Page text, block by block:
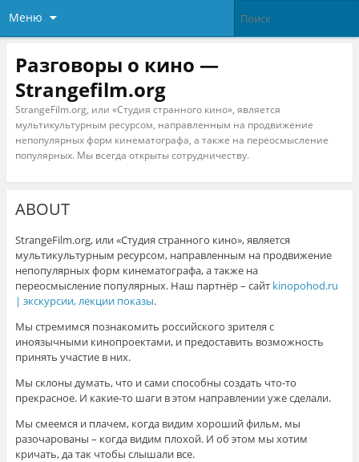
Меню
Разговоры о кино —
Strangefilm.org
StrangeFilm.org, или «Студия странного кино», является
мультикультурным ресурсом, направленным на продвижение
непопулярных форм кинематографа, а также на переосмысление
популярных. Мы всегда открыты сотрудничеству.
ABOUT
StrangeFilm.org, или «Студия странного кино», является
мультикультурным ресурсом, направленным на продвижение
непопулярных форм кинематографа, а также на
переосмысление популярных. Наш партнёр – сайт kinopohod.ru
| экскурсии, лекции показы.
Мы стремимся познакомить российского зрителя с
иноязычными кинопроектами, и предоставить возможность
принять участие в них.
Мы склоны думать, что и сами способны создать что-то
прекрасное. И какие-то шаги в этом направлении уже сделали.
Мы смеемся и плачем, когда видим хороший фильм, мы
разочарованы – когда видим плохой. И об этом мы хотим
кричать, да так чтобы слышали все.